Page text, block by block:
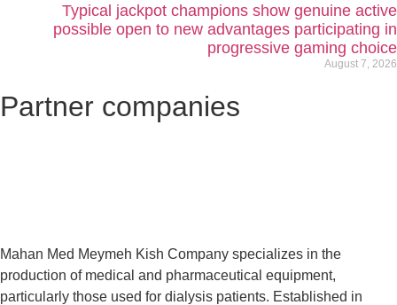
Typical jackpot champions show genuine active
possible open to new advantages participating in
progressive gaming choice
August 7, 2026
Partner companies
Mahan Med Meymeh Kish Company specializes in the
production of medical and pharmaceutical equipment,
particularly those used for dialysis patients. Established in